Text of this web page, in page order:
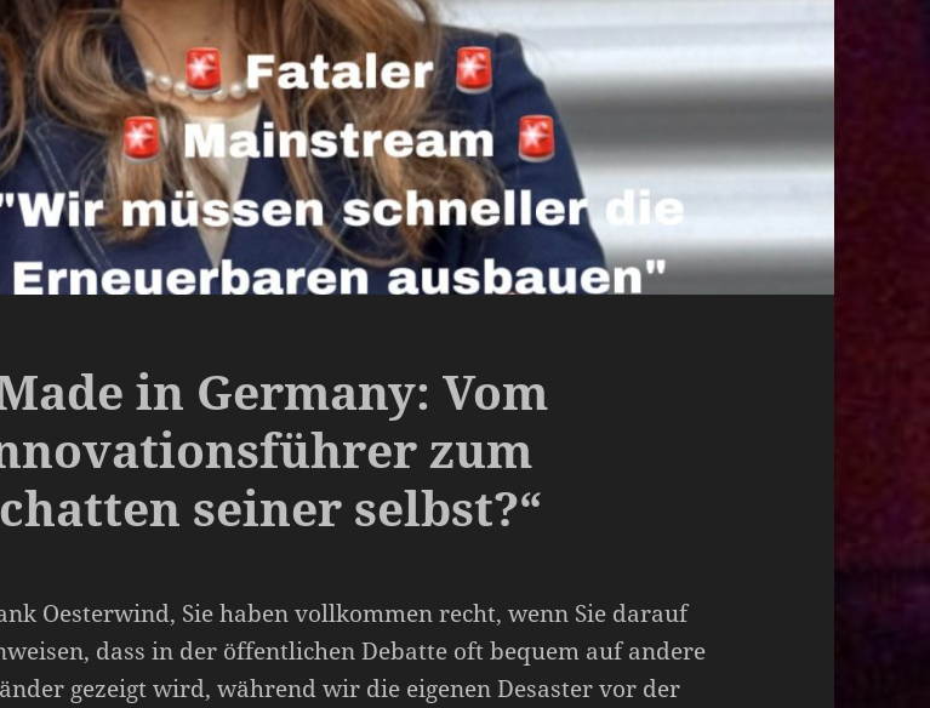
in Germany: Vom
zum
seiner selbst?“
Oesterwind, Sie haben vollkommen recht, wenn Sie darauf
dass in der öffentlichen Debatte oft bequem auf andere
gezeigt wird, während wir die eigenen Desaster vor der